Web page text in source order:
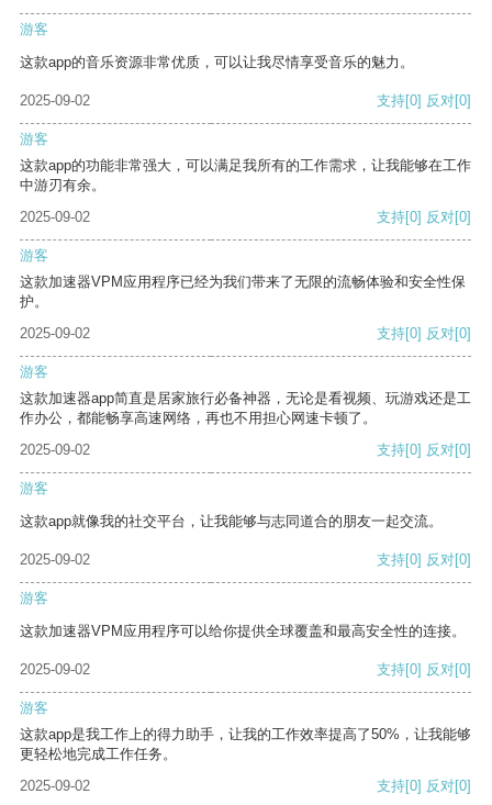
游客
这款app的音乐资源非常优质，可以让我尽情享受音乐的魅力。
2025-09-02 支持[0] 反对[0]
游客
这款app的功能非常强大，可以满足我所有的工作需求，让我能够在工作
中游刃有余。
2025-09-02
支持[0] 反对[0]
游客
这款加速器VPM应用程序已经为我们带来了无限的流畅体验和安全性保
护。
2025-09-02
支持[0] 反对[0]
游客
这款加速器app简直是居家旅行必备神器，无论是看视频、玩游戏还是工
作办公，都能畅享高速网络，再也不用担心网速卡顿了。
2025-09-02
支持[0] 反对[0]
游客
这款app就像我的社交平台，让我能够与志同道合的朋友一起交流。
2025-09-02 支持[0] 反对[0]
游客
这款加速器VPM应用程序可以给你提供全球覆盖和最高安全性的连接。
2025-09-02 支持[0] 反对[0]
游客
这款app是我工作上的得力助手，让我的工作效率提高了50%，让我能够
更轻松地完成工作任务。
2025-09-02
支持[0] 反对[0]